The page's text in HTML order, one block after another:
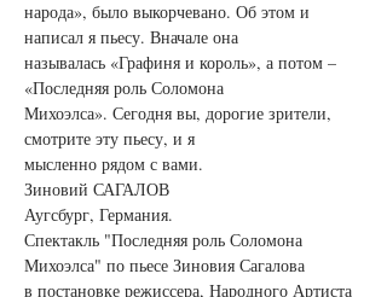
народа», было выкорчевано. Об этом и
написал я пьесу. Вначале она
называлась «Графиня и король», а потом –
«Последняя роль Соломона
Михоэлса». Сегодня вы, дорогие зрители,
смотрите эту пьесу, и я
мысленно рядом с вами.
Зиновий САГАЛОВ
Аугсбург, Германия.
Спектакль "Последняя роль Соломона
Михоэлса" по пьесе Зиновия Сагалова
в постановке режиссера, Народного Артиста